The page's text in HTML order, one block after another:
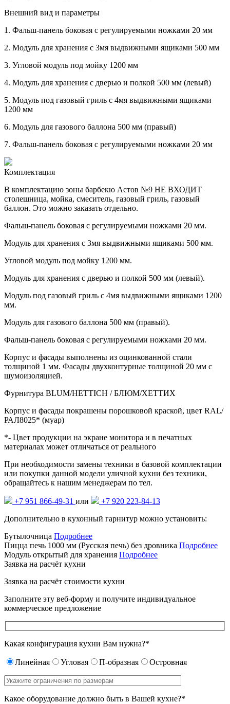
Внешний вид и параметры
1. Фальш-панель боковая с регулируемыми ножками 20 мм
2. Модуль для хранения с 3мя выдвижными ящиками 500 мм
3. Угловой модуль под мойку 1200 мм
4. Модуль для хранения с дверью и полкой 500 мм (левый)
5. Модуль под газовый гриль с 4мя выдвижными ящиками
1200 мм
6. Модуль для газового баллона 500 мм (правый)
7. Фальш-панель боковая с регулируемыми ножками 20 мм
Комплектация
В комплектацию зоны барбекю Астов №9 НЕ ВХОДИТ
столешница, мойка, смеситель, газовый гриль, газовый
баллон. Это можно заказать отдельно.
Фальш-панель боковая с регулируемыми ножками 20 мм.
Модуль для хранения с 3мя выдвижными ящиками 500 мм.
Угловой модуль под мойку 1200 мм.
Модуль для хранения с дверью и полкой 500 мм (левый).
Модуль под газовый гриль с 4мя выдвижными ящиками 1200
мм.
Модуль для газового баллона 500 мм (правый).
Фальш-панель боковая с регулируемыми ножками 20 мм.
Корпус и фасады выполнены из оцинкованной стали
толщиной 1 мм. Фасады двухконтурные толщиной 20 мм с
шумоизоляцией.
Фурнитура BLUM/HETTICH / БЛЮМ/ХЕТТИХ
Корпус и фасады покрашены порошковой краской, цвет RAL/
РАЛ8025* (муар)
*- Цвет продукции на экране монитора и в печатных
материалах может отличаться от реального
При необходимости замены техники в базовой комплектации
или покупки данной модели уличной кухни без техники,
обращайтесь к нашим менеджерам по тел.
+7 951 866-49-31 или
+7 920 223-84-13
Дополнительно в кухонный гарнитур можно установить:
Бутылочница Подробнее
Пицца печь 1000 мм (Русская печь) без дровника Подробнее
Модуль открытый для хранения Подробнее
Заявка на расчёт кухни
Заявка на расчёт стоимости кухни
Заполните эту веб-форму и получите индивидуальное
коммерческое предложение
Какая конфигурация кухни Вам нужна?*
Линейная Угловая П-образная Островная
Какое оборудование должно быть в Вашей кухне?*